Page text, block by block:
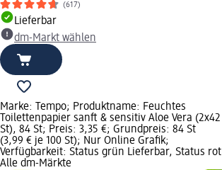
(617)
Lieferbar
dm-Markt wählen
Marke: Tempo; Produktname: Feuchtes
Toilettenpapier sanft & sensitiv Aloe Vera (2x42
St), 84 St; Preis: 3,35 €; Grundpreis: 84 St
(3,99 € je 100 St); Nur Online Grafik;
Verfügbarkeit: Status grün Lieferbar, Status rot
Alle dm-Märkte